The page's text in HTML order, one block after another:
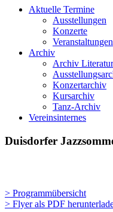
Aktuelle Termine
Ausstellungen
Konzerte
Veranstaltungen
Archiv
Archiv
Konzertarchiv
Kursarchiv
Tanz-Archiv
Vereinsinternes
Duisdorfer
> Programmübersicht
> Flyer als PDF